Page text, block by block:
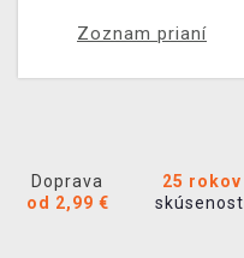
Zoznam prianí
Doprava
od 2,99 €
25 rokov